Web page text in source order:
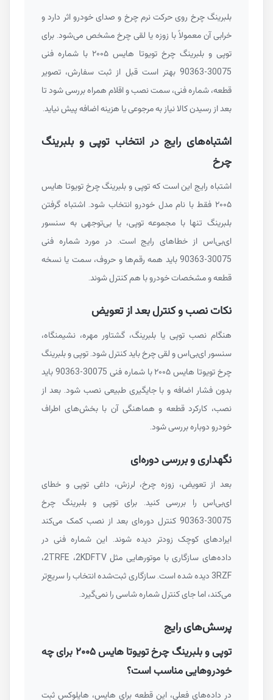
بلبرینگ چرخ روی حرکت نرم چرخ و صدای خودرو اثر دارد و
خرابی آن معمولاً با زوزه یا لقی چرخ مشخص می‌شود. برای
توپی و بلبرینگ چرخ تویوتا هایس ۲۰۰۵ با شماره فنی
90363-30075بهتر است قبل از ثبت سفارش، تصویر
قطعه، شماره فنی، سمت نصب و اقلام همراه بررسی شود تا
بعد از رسیدن کالا نیاز به مرجوعی یا هزینه اضافه پیش نیاید.
اشتباه‌های رایج در انتخاب توپی و بلبرینگ
چرخ
اشتباه رایج این است که توپی و بلبرینگ چرخ تویوتا هایس
۲۰۰۵ فقط با نام مدل خودرو انتخاب شود. اشتباه گرفتن
بلبرینگ تنها با مجموعه توپی، یا بی‌توجهی به سنسور
ای‌بی‌اس از خطاهای رایج است. در مورد شماره فنی
90363-30075باید همه رقم‌ها و حروف، سمت یا نسخه
قطعه و مشخصات خودرو با هم کنترل شوند.
نکات نصب و کنترل بعد از تعویض
هنگام نصب توپی یا بلبرینگ، گشتاور مهره، نشیمنگاه،
سنسور ای‌بی‌اس و لقی چرخ باید کنترل شود. توپی و بلبرینگ
چرخ تویوتا هایس ۲۰۰۵ با شماره فنی
90363-30075باید
بدون فشار اضافه و با جایگیری طبیعی نصب شود. بعد از
نصب، کارکرد قطعه و هماهنگی آن با بخش‌های اطراف
خودرو دوباره بررسی شود.
نگهداری و بررسی دوره‌ای
بعد از تعویض، زوزه چرخ، لرزش، داغی توپی و خطای
ای‌بی‌اس را بررسی کنید. برای توپی و بلبرینگ چرخ
90363-30075کنترل دوره‌ای بعد از نصب کمک می‌کند
ایرادهای کوچک زودتر دیده شوند. این شماره فنی در
داده‌های سازگاری با موتورهایی مثل2KDFTV،2TRFE،
3RZFدیده شده است. سازگاری ثبت‌شده انتخاب را سریع‌تر
می‌کند، اما جای کنترل شماره شاسی را نمی‌گیرد.
پرسش‌های رایج
توپی و بلبرینگ چرخ تویوتا هایس ۲۰۰۵ برای چه
خودروهایی مناسب است؟
در داده‌های فعلی، این قطعه برای هایس، هایلوکس ثبت